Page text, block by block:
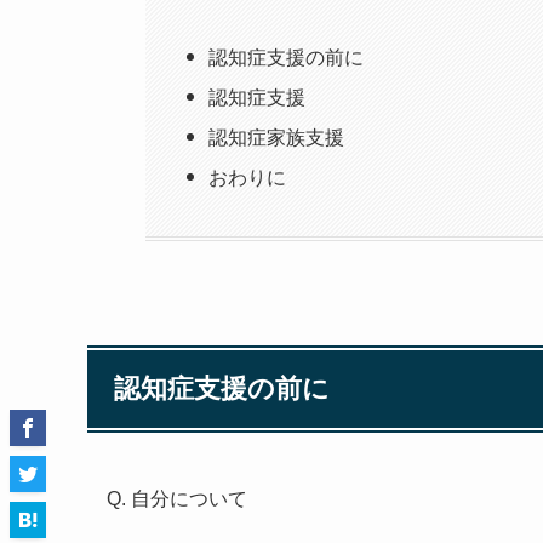
認知症支援の前に
認知症支援
認知症家族支援
おわりに
認知症支援の前に
Q. 自分について